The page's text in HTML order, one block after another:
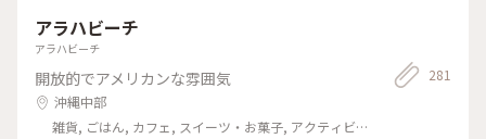
アラハビーチ
アラハビーチ
開放的でアメリカンな雰囲気
沖縄中部
雑貨, ごはん, カフェ, スイーツ・お菓子, アクティビ
281